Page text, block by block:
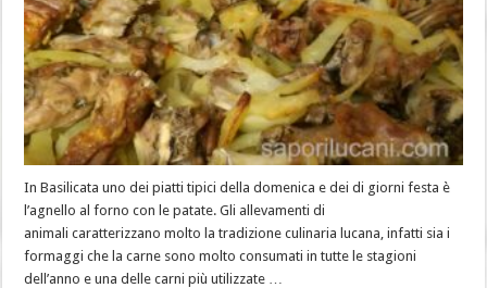
In Basilicata uno dei piatti tipici della domenica e dei di giorni festa è
l’agnello al forno con le patate. Gli allevamenti di
animali caratterizzano molto la tradizione culinaria lucana, infatti sia i
formaggi che la carne sono molto consumati in tutte le stagioni
dell’anno e una delle carni più utilizzate …